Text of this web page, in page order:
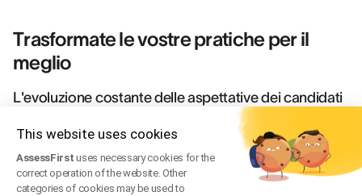
This website uses cookies
AssessFirstuses necessary cookies for the
correct operation of the website. Other
categories of cookies may be used to
Trasformate le vostre pratiche per il
meglio
L'evoluzione costante delle aspettative dei candidati
e delle tecnologie disponibili impone una rimessa in
discussione regolare del vostro sito carriere. Le
aziende che si distinguono in questo ambito
adottano una postura di miglioramento continuo,